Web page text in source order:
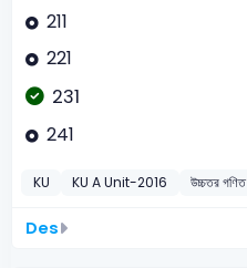
211
221
231
241
KU KU A Unit-2016 উচ্চতর গণিত
Des